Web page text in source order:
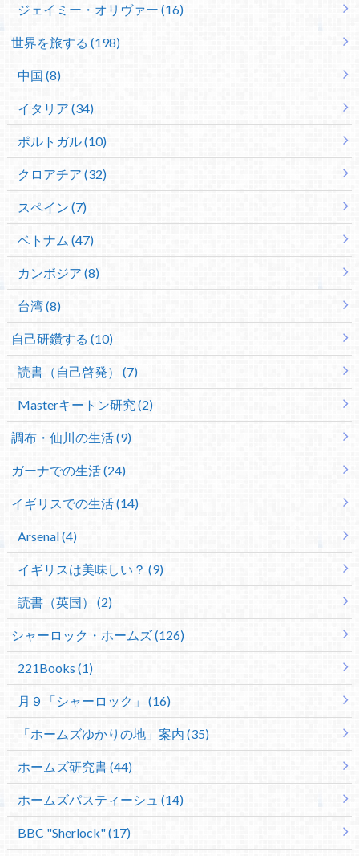
ジェイミー・オリヴァー (16)
世界を旅する (198)
中国 (8)
イタリア (34)
ポルトガル (10)
クロアチア (32)
スペイン (7)
ベトナム (47)
カンボジア (8)
台湾 (8)
自己研鑽する (10)
読書（自己啓発） (7)
Masterキートン研究 (2)
調布・仙川の生活 (9)
ガーナでの生活 (24)
イギリスでの生活 (14)
Arsenal (4)
イギリスは美味しい？ (9)
読書（英国） (2)
シャーロック・ホームズ (126)
221Books (1)
月９「シャーロック」 (16)
「ホームズゆかりの地」案内 (35)
ホームズ研究書 (44)
ホームズパスティーシュ (14)
BBC "Sherlock" (17)